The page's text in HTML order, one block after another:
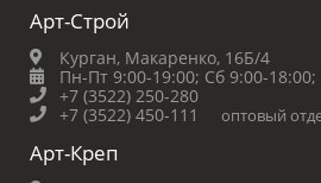
Арт-Строй
Курган, Макаренко, 16Б/4
Пн-Пт 9:00-19:00; Сб 9:00-18:00;
+7 (3522) 250-280
+7 (3522) 450-111
оптовый
Арт-Креп